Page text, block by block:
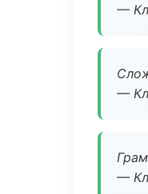
—
—
—